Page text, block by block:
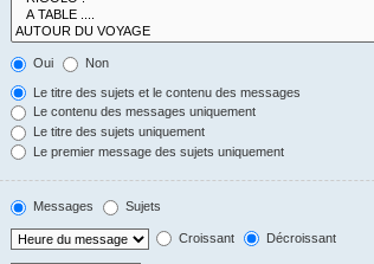
Oui Non
Le titre des sujets et le contenu des messages
Le contenu des messages uniquement
Le titre des sujets uniquement
Le premier message des sujets uniquement
Messages Sujets
Croissant Décroissant